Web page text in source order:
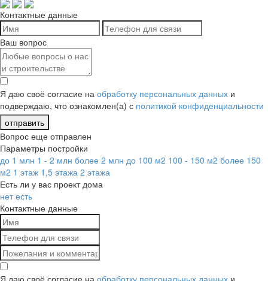
Контактные данные
Ваш вопрос
Я даю своё согласие на обработку персональных данных и
подверждаю, что ознакомлен(а) с политикой конфиденциальности
отправить
Вопрос еще отправлен
Параметры постройки
до 1 млн 1 - 2 млн более 2 млн до 100 м2 100 - 150 м2 более 150
м2 1 этаж 1,5 этажа 2 этажа
Есть ли у вас проект дома
нет есть
Контактные данные